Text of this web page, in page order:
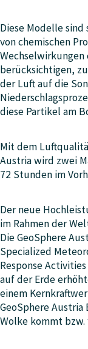
Diese Modelle sind
von chemischen
berücksichtigen,
der Luft auf die
diese Partikel am
Mit dem
Austria wird zwei
72 Stunden im
Der neue
im Rahmen der
Die GeoSphere
Specialized
Response
auf der Erde
einem
GeoSphere
Wolke kommt bzw.